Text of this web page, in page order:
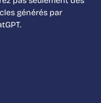
générés par